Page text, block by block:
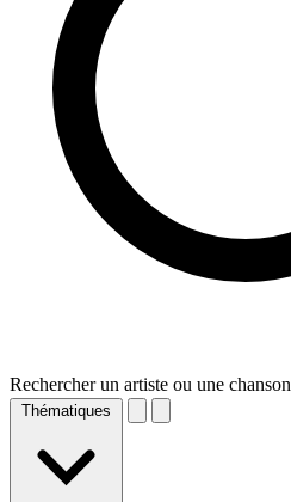
Rechercher un artiste ou une chanson
Thématiques